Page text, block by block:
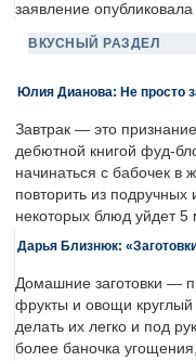
заявление
ВКУСНЫЙ РАЗДЕЛ
Юлия Дианова: Не просто
Завтрак — это
дебютной книгой фуд-
начинаться с бабочек в
повторить из подручных
некоторых блюд уйдет 5
Дарья Близнюк:
Домашние заготовки —
фрукты и овощи
делать их легко и под
более баночка